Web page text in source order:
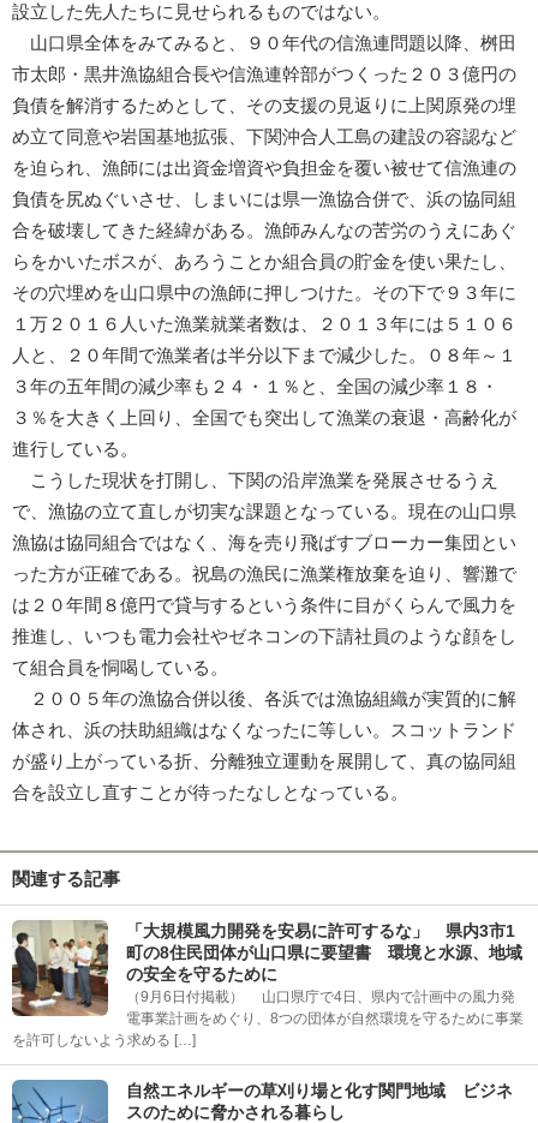
設立した先人たちに見せられるものではない。
山口県全体をみてみると、９０年代の信漁連問題以降、桝田
市太郎・黒井漁協組合長や信漁連幹部がつくった２０３億円の
負債を解消するためとして、その支援の見返りに上関原発の埋
め立て同意や岩国基地拡張、下関沖合人工島の建設の容認など
を迫られ、漁師には出資金増資や負担金を覆い被せて信漁連の
負債を尻ぬぐいさせ、しまいには県一漁協合併で、浜の協同組
合を破壊してきた経緯がある。漁師みんなの苦労のうえにあぐ
らをかいたボスが、あろうことか組合員の貯金を使い果たし、
その穴埋めを山口県中の漁師に押しつけた。その下で９３年に
１万２０１６人いた漁業就業者数は、２０１３年には５１０６
人と、２０年間で漁業者は半分以下まで減少した。０８年～１
３年の五年間の減少率も２４・１％と、全国の減少率１８・
３％を大きく上回り、全国でも突出して漁業の衰退・高齢化が
進行している。
こうした現状を打開し、下関の沿岸漁業を発展させるうえ
で、漁協の立て直しが切実な課題となっている。現在の山口県
漁協は協同組合ではなく、海を売り飛ばすブローカー集団とい
った方が正確である。祝島の漁民に漁業権放棄を迫り、響灘で
は２０年間８億円で貸与するという条件に目がくらんで風力を
推進し、いつも電力会社やゼネコンの下請社員のような顔をし
て組合員を恫喝している。
２００５年の漁協合併以後、各浜では漁協組織が実質的に解
体され、浜の扶助組織はなくなったに等しい。スコットランド
が盛り上がっている折、分離独立運動を展開して、真の協同組
合を設立し直すことが待ったなしとなっている。
関連する記事
「大規模風力開発を安易に許可するな」 県内3市1
町の8住民団体が山口県に要望書 環境と水源、地域
の安全を守るために
（9月6日付掲載） 山口県庁で4日、県内で計画中の風力発
電事業計画をめぐり、8つの団体が自然環境を守るために事業
を許可しないよう求める […]
自然エネルギーの草刈り場と化す関門地域 ビジネ
スのために脅かされる暮らし